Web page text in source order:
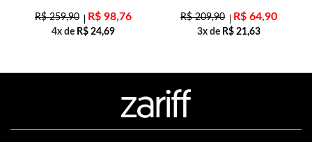
R$259,90 R$ 98,76
4x de R$ 24,69
R$209,90 R$ 64,90
3x de R$ 21,63